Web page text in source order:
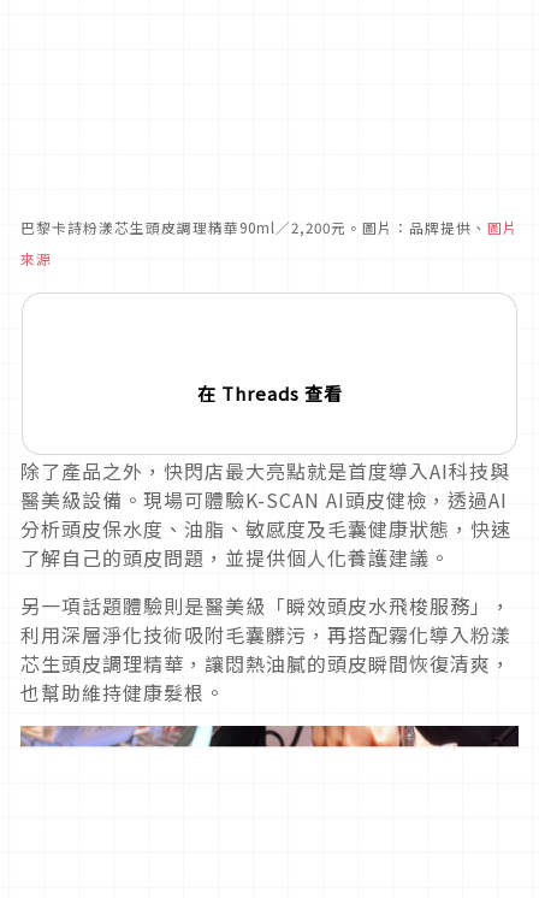
巴黎卡詩粉漾芯生頭皮調理精華90ml／2,200元。圖片：品牌提供、 圖片
來源
在 Threads 查看
除了產品之外，快閃店最大亮點就是首度導入AI科技與
醫美級設備。現場可體驗K-SCAN AI頭皮健檢，透過AI
分析頭皮保水度、油脂、敏感度及毛囊健康狀態，快速
了解自己的頭皮問題，並提供個人化養護建議。
另一項話題體驗則是醫美級「瞬效頭皮水飛梭服務」，
利用深層淨化技術吸附毛囊髒污，再搭配霧化導入粉漾
芯生頭皮調理精華，讓悶熱油膩的頭皮瞬間恢復清爽，
也幫助維持健康髮根。